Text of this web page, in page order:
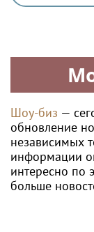
Шоу-биз —
обновление
независимых
информации
интересно по
больше